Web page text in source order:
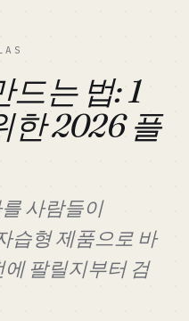
드는 법: 1
한 2026 플
사람들이
습형 제품으로 바
팔릴지부터 검